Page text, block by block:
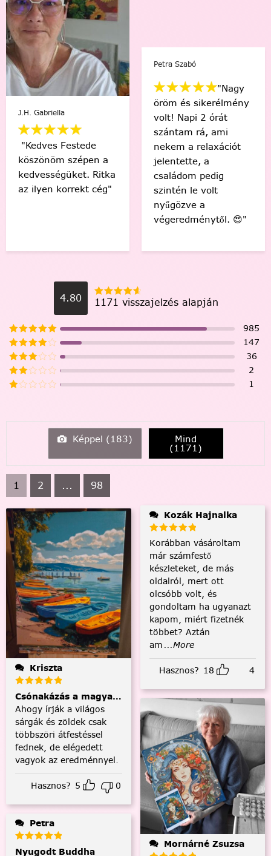
J.H. Gabriella
"Kedves Festede
köszönöm szépen a
kedvességüket. Ritka
az ilyen korrekt cég"
Petra Szabó
"Nagy
öröm és sikerélmény
volt! Napi 2 órát
szántam rá, ami
nekem a relaxációt
jelentette, a
családom pedig
szintén le volt
nyűgözve a
végeredménytől. 😍"
4.80 1171 visszajelzés alapján
985
147
36
2
1
Képpel (183) Mind
(1171)
1 2 ... 98
Kriszta
Csónakázás a magyar tengeren
Ahogy írják a világos
sárgák és zöldek csak
többszöri átfestéssel
fednek, de elégedett
vagyok az eredménnyel.
Hasznos? 5 0
Petra
Nyugodt Buddha
Kozák Hajnalka
Korábban vásároltam
már számfestő
készleteket, de más
oldalról, mert ott
olcsóbb volt, és
gondoltam ha ugyanazt
kapom, miért fizetnék
többet? Aztán
am ...More
Hasznos? 18 4
Mornárné Zsuzsa